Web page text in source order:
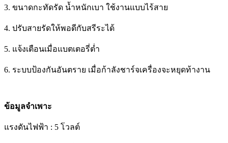
3. ขนาดกะทัดรัด น้ำหนักเบา ใช้งานแบบไร้สาย
4. ปรับสายรัดให้พอดีกับสรีระได้
5. แจ้งเตือนเมื่อแบตเตอรี่ต่ำ
6. ระบบป้องกันอันตราย เมื่อก้าลังชาร์จเครื่องจะหยุดท้างาน
ข้อมูลจำเพาะ
แรงดันไฟฟ้า : 5 โวลต์